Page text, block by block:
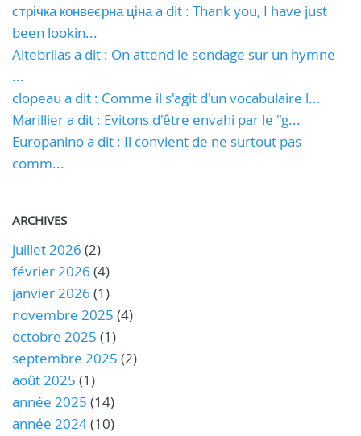
стрічка конвеєрна ціна a dit : Thank you, I have just
been lookin...
Altebrilas a dit : On attend le sondage sur un hymne
...
clopeau a dit : Comme il s'agit d'un vocabulaire l...
Marillier a dit : Evitons d'être envahi par le "g...
Europanino a dit : Il convient de ne surtout pas
comm...
ARCHIVES
juillet 2026 (2)
février 2026 (4)
janvier 2026 (1)
novembre 2025 (4)
octobre 2025 (1)
septembre 2025 (2)
août 2025 (1)
année 2025 (14)
année 2024(10)